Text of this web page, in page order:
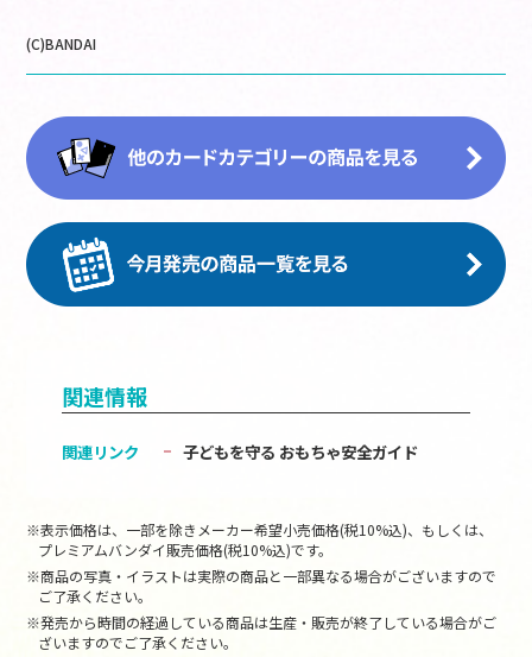
(C)BANDAI
関連情報
関連リンク 子どもを守る おもちゃ安全ガイド
※表示価格は、一部を除きメーカー希望小売価格(税10%込)、もしくは、
プレミアムバンダイ販売価格(税10%込)です。
※商品の写真・イラストは実際の商品と一部異なる場合がございますので
ご了承ください。
※発売から時間の経過している商品は生産・販売が終了している場合がご
ざいますのでご了承ください。